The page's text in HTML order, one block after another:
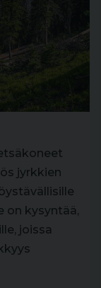
jyrkkien
on kysyntää,
joissa